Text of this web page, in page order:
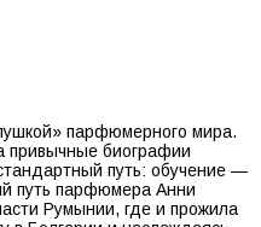
парфюмерного мира.
привычные биографии
путь: обучение —
путь парфюмера Анни
Румынии, где и прожила